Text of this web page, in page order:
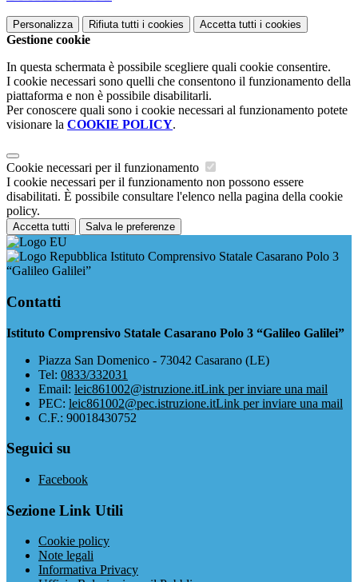
Personalizza Rifiuta tutti i cookies Accetta tutti i cookies
Gestione cookie
In questa schermata è possibile scegliere quali cookie consentire.
I cookie necessari sono quelli che consentono il funzionamento della
piattaforma e non è possibile disabilitarli.
Per conoscere quali sono i cookie necessari al funzionamento potete
visionare la COOKIE POLICY.
Cookie necessari per il funzionamento
I cookie necessari per il funzionamento non possono essere
disabilitati. È possibile consultare l'elenco nella pagina della cookie
policy.
Accetta tutti Salva le preferenze
Istituto Comprensivo Statale Casarano Polo 3
“Galileo Galilei”
Contatti
Istituto Comprensivo Statale Casarano Polo 3 “Galileo Galilei”
Piazza San Domenico - 73042 Casarano (LE)
Tel: 0833/332031
Email: leic861002@istruzione.itLink per inviare una mail
PEC: leic861002@pec.istruzione.itLink per inviare una mail
C.F.: 90018430752
Seguici su
Facebook
Sezione Link Utili
Cookie policy
Note legali
Informativa Privacy